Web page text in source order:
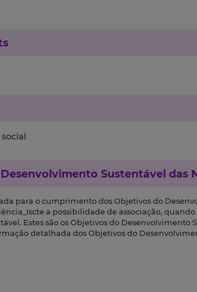
Sustentável das
para o cumprimento dos Objetivos do
a possibilidade de associação,
Estes são os Objetivos do Desenvolvimento
detalhada dos Objetivos do